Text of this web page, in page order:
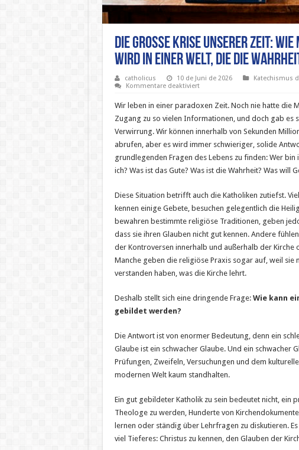
Die Große Krise Unserer Zeit:
wird in einer Welt, die die
catholicus 10 de Juni de 2026 Katechismus
Kommentare deaktiviertfür
Krise
Unserer
Wie
ein
gut
gebildeter
Katholik
einer
die
Wahrheit
vergessen
hat
Wir leben in einer paradoxen Zeit. Noch nie hatte die
Zugang zu so vielen Informationen, und doch gab es
Verwirrung. Wir können innerhalb von Sekunden
abrufen, aber es wird immer schwieriger, solide
grundlegenden Fragen des Lebens zu finden: Wer bin
ich? Was ist das Gute? Was ist die Wahrheit? Was will
Diese Situation betrifft auch die Katholiken zutiefst.
kennen einige Gebete, besuchen gelegentlich die
bewahren bestimmte religiöse Traditionen, geben
dass sie ihren Glauben nicht gut kennen. Andere
der Kontroversen innerhalb und außerhalb der Kirche
Manche geben die religiöse Praxis sogar auf, weil sie
verstanden haben, was die Kirche lehrt.
Deshalb stellt sich eine dringende Frage: Wie kann
gebildet werden?
Die Antwort ist von enormer Bedeutung, denn ein
Glaube ist ein schwacher Glaube. Und ein schwacher
Prüfungen, Zweifeln, Versuchungen und dem
modernen Welt kaum standhalten.
Ein gut gebildeter Katholik zu sein bedeutet nicht, ein
Theologe zu werden, Hunderte von
lernen oder ständig über Lehrfragen zu diskutieren.
viel Tieferes: Christus zu kennen, den Glauben der